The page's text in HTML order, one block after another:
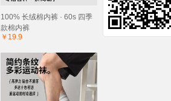
100% 长绒棉内裤 · 60s 四季
款棉内裤
￥19.9